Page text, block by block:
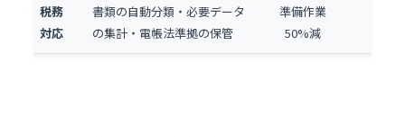
税務
対応
書類の自動分類・必要データ
の集計・電帳法準拠の保管
準備作業
50%減